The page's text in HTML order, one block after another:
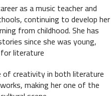
as a music teacher and
continuing to develop her
from childhood. She has
since she was young,
literature.
of creativity in both literature
making her one of the